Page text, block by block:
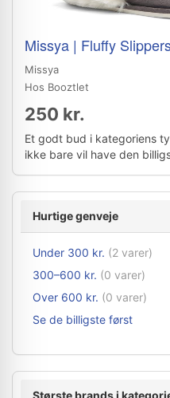
Missya | Fluffy
Missya
Hos Booztlet
250 kr.
Et godt bud i kategoriens
ikke bare vil have den
Hurtige genveje
Under 300 kr. (2 varer)
300–600 kr. (0 varer)
Over 600 kr. (0 varer)
Se de billigste først
Største brands i